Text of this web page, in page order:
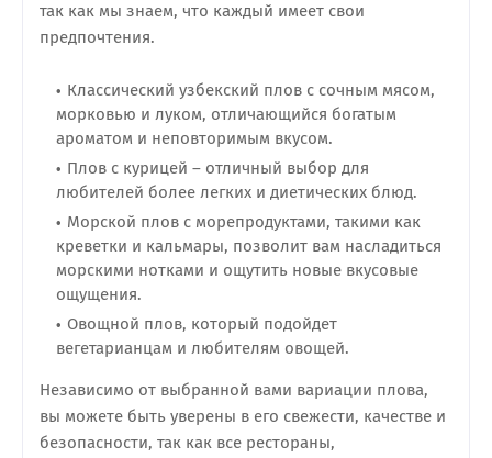
так как мы знаем, что каждый имеет свои
предпочтения.
Классический узбекский плов с сочным мясом,
морковью и луком, отличающийся богатым
ароматом и неповторимым вкусом.
Плов с курицей – отличный выбор для
любителей более легких и диетических блюд.
Морской плов с морепродуктами, такими как
креветки и кальмары, позволит вам насладиться
морскими нотками и ощутить новые вкусовые
ощущения.
Овощной плов, который подойдет
вегетарианцам и любителям овощей.
Независимо от выбранной вами вариации плова,
вы можете быть уверены в его свежести, качестве и
безопасности, так как все рестораны,